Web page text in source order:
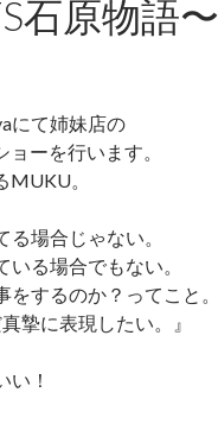
石原物語〜
にて姉妹店の
ーを行います。
MUKU。
る場合じゃない。
る場合でもない。
するのか？ってこと。
摯に表現したい。』
！